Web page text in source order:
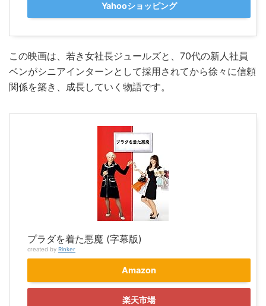
Yahooショッピング
この映画は、若き女社長ジュールズと、70代の新人社員
ベンがシニアインターンとして採用されてから徐々に信頼
関係を築き、成長していく物語です。
プラダを着た悪魔 (字幕版)
created by Rinker
Amazon
楽天市場